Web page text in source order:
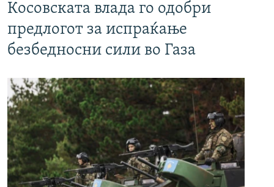
Косовската влада го одобри
предлогот за испраќање
безбедносни сили во Газа